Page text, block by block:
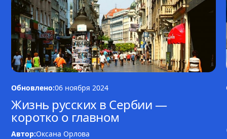
Обновлено:06 ноября 2024
Жизнь русских в Сербии —
коротко о главном
Автор:Оксана Орлова